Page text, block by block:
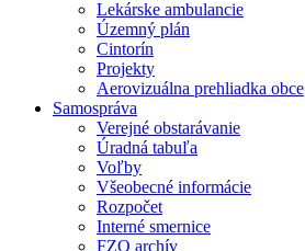
Lekárske ambulancie
Územný plán
Cintorín
Projekty
Aerovizuálna prehliadka obce
Samospráva
Verejné obstarávanie
Úradná tabuľa
Voľby
Všeobecné informácie
Rozpočet
Interné smernice
FZO archív